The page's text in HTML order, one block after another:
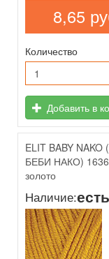
8,65
Количество
Добавить в
ELIT BABY
БЕБИ НАКО) 1636
золото
Наличие:есть